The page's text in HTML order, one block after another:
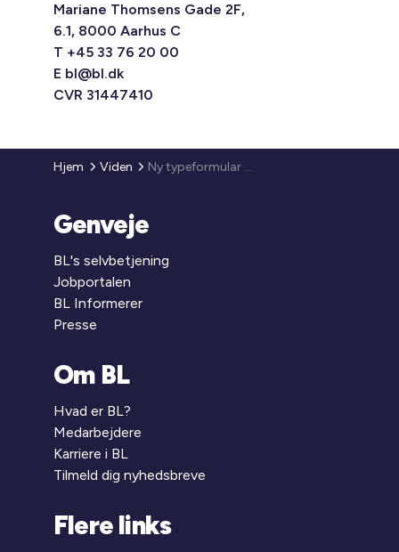
Mariane Thomsens Gade 2F,
6.1, 8000 Aarhus C
T +45 33 76 20 00
E bl@bl.dk
CVR 31447410
Hjem Viden Ny typeformular for private lejemål pr. 1. september 2022
Genveje
BL's selvbetjening
Jobportalen
BL Informerer
Presse
Om BL
Hvad er BL?
Medarbejdere
Karriere i BL
Tilmeld dig nyhedsbreve
Flere links